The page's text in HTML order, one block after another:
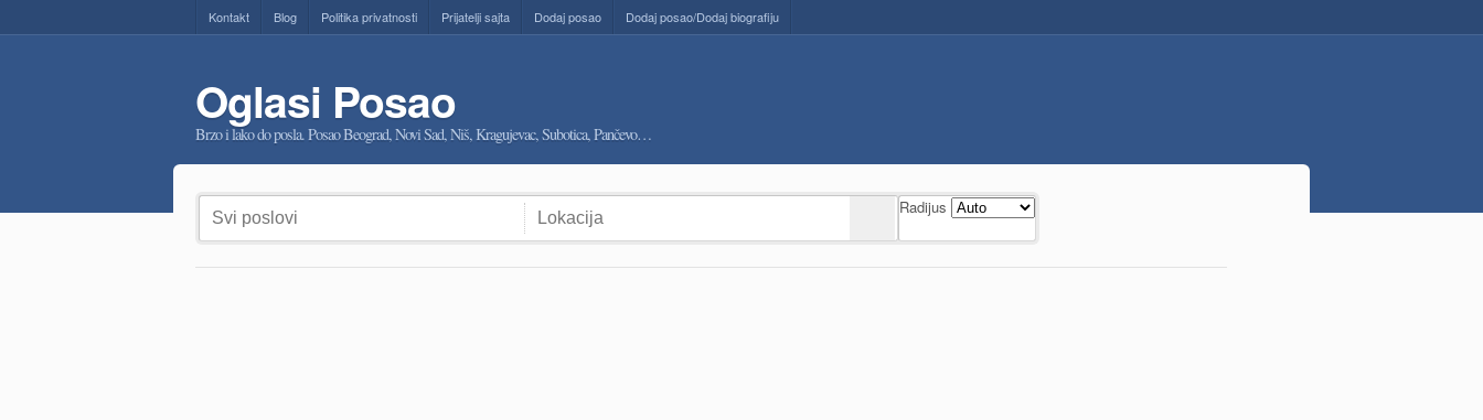
Kontakt Blog Politika privatnosti Prijatelji sajta Dodaj posao/Dodaj biografiju
Dodaj posao
Oglasi Posao
Brzo i lako do posla. Posao Beograd, Novi Sad, Niš, Kragujevac, Subotica, Pančevo…
Radijus